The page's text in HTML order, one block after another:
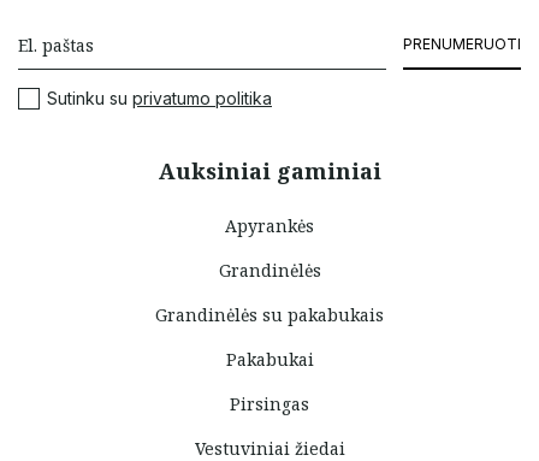
Auksiniai gaminiai
Apyrankės
Grandinėlės
Grandinėlės su pakabukais
Pakabukai
Pirsingas
Vestuviniai žiedai
PRENUMERUOTI
Sutinku su privatumo politika